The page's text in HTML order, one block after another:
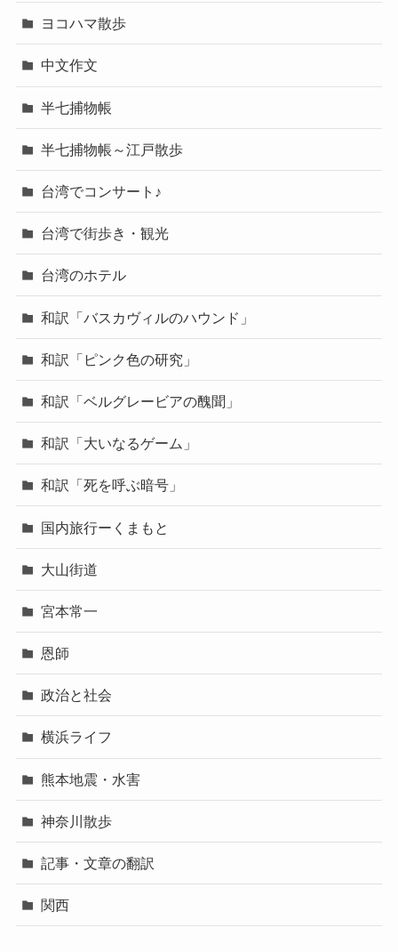
ヨコハマ散歩
中文作文
半七捕物帳
半七捕物帳～江戸散歩
台湾でコンサート♪
台湾で街歩き・観光
台湾のホテル
和訳「バスカヴィルのハウンド」
和訳「ピンク色の研究」
和訳「ベルグレービアの醜聞」
和訳「大いなるゲーム」
和訳「死を呼ぶ暗号」
国内旅行ーくまもと
大山街道
宮本常一
恩師
政治と社会
横浜ライフ
熊本地震・水害
神奈川散歩
記事・文章の翻訳
関西